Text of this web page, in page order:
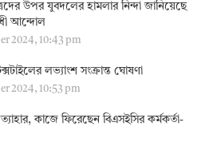
উপর যুবদলের হামলার নিন্দা জানিয়েছে
আন্দোল
2024, 10:43 pm
লভ্যাংশ সংক্রান্ত ঘোষণা
2024, 10:53 pm
কাজে ফিরেছেন বিএসইসির কর্মকর্তা-